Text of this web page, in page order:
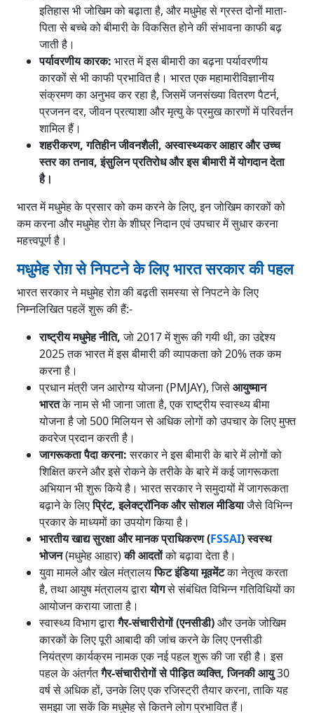
इतिहास भी जोखिम को बढ़ाता है, और मधुमेह से ग्रस्त दोनों माता-
पिता से बच्चे को बीमारी के विकसित होने की संभावना काफी बढ़
जाती है।
पर्यावरणीय कारक: भारत में इस बीमारी का बढ़ना पर्यावरणीय
कारकों से भी काफी प्रभावित है। भारत एक महामारीविज्ञानीय
संक्रमण का अनुभव कर रहा है, जिसमें जनसंख्या वितरण पैटर्न,
प्रजनन दर, जीवन प्रत्याशा और मृत्यु के प्रमुख कारणों में परिवर्तन
शामिल हैं।
शहरीकरण, गतिहीन जीवनशैली, अस्वास्थ्यकर आहार और उच्च
स्तर का तनाव, इंसुलिन प्रतिरोध और इस बीमारी में योगदान देता
है।
भारत में मधुमेह के प्रसार को कम करने के लिए, इन जोखिम कारकों को
कम करना और मधुमेह रोग़ के शीघ्र निदान एवं उपचार में सुधार करना
महत्त्वपूर्ण है।
मधुमेह रोग़ से निपटने के लिए भारत सरकार की पहल
भारत सरकार ने मधुमेह रोग़ की बढ़ती समस्या से निपटने के लिए
निम्नलिखित पहलें शुरू की हैं:-
राष्ट्रीय मधुमेह नीति,जो 2017 में शुरू की गयी थी, का उद्देश्य
2025 तक भारत में इस बीमारी की व्यापकता को 20% तक कम
करना है।
प्रधान मंत्री जन आरोग्य योजना (PMJAY), जिसेआयुष्मान
भारतके नाम से भी जाना जाता है, एक राष्ट्रीय स्वास्थ्य बीमा
योजना है जो 500 मिलियन से अधिक लोगों को उपचार के लिए मुफ्त
कवरेज प्रदान करती है।
जागरूकता पैदा करना:सरकार ने इस बीमारी के बारे में लोगों को
शिक्षित करने और इसे रोकने के तरीके के बारे में कई जागरूकता
अभियान भी शुरू किये है। भारत सरकार ने समुदायों में जागरूकता
बढ़ाने के लिएप्रिंट, इलेक्ट्रॉनिक और सोशल मीडियाजैसे विभिन्न
प्रकार के माध्यमों का उपयोग किया है।
भारतीय खाद्य सुरक्षा और मानक प्राधिकरण (FSSAI) स्वस्थ
भोजन(मधुमेह आहार)की आदतोंको बढ़ावा देता है।
युवा मामले और खेल मंत्रालयफिट इंडिया मूवमेंटका नेतृत्व करता
है, तथा आयुष मंत्रालय द्वारायोगसे संबंधित विभिन्न गतिविधियों का
आयोजन कराया जाता है।
स्वास्थ्य विभाग द्वारागैर-संचारीरोगों (एनसीडी)और उनके जोखिम
कारकों के लिए पूरी आबादी की जांच करने के लिए एनसीडी
नियंत्रण कार्यक्रम नामक एक नई पहल शुरू की जा रही है। इस
पहल के अंतर्गतगैर-संचारीरोगों से पीड़ित व्यक्ति, जिनकी आयु30
वर्ष से अधिक हों, उनके लिए एक रजिस्ट्री तैयार करना, ताकि यह
समझा जा सकें कि मधुमेह से कितने लोग प्रभावित हैं।